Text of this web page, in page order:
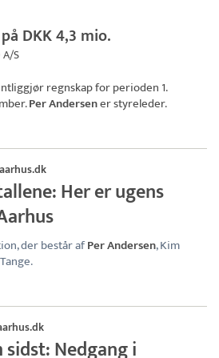
DKK 4,3 mio.
A/S
regnskap for perioden 1.
Per Andersener styreleder.
Her er ugens
der består afPer Andersen, Kim
Nedgang i